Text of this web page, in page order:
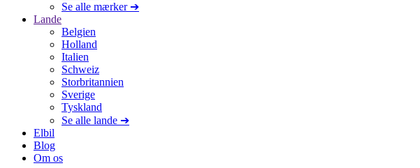
Se alle mærker ➔
Lande
Belgien
Holland
Italien
Schweiz
Storbritannien
Sverige
Tyskland
Se alle lande ➔
Elbil
Blog
Om os